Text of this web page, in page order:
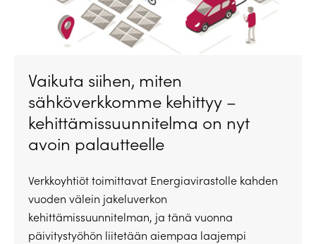
Vaikuta siihen, miten
sähköverkkomme kehittyy –
kehittämissuunnitelma on nyt
avoin palautteelle
Verkkoyhtiöt toimittavat Energiavirastolle kahden
vuoden välein jakeluverkon
kehittämissuunnitelman, ja tänä vuonna
päivitystyöhön liitetään aiempaa laajempi